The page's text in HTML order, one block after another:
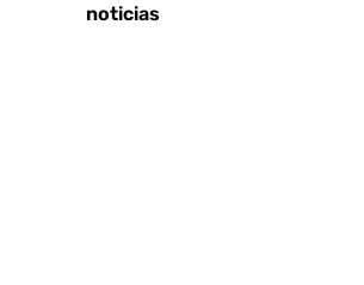
Últimas noticias